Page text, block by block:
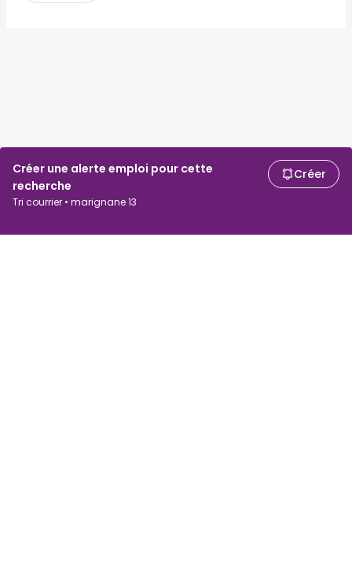
Créer une alerte emploi pour cette
recherche
Tri courrier • marignane 13
Créer